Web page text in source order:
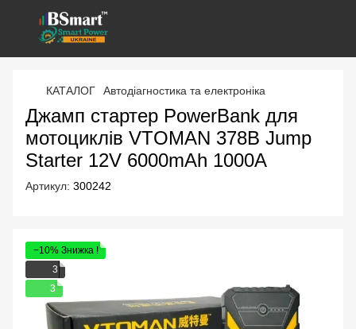
КАТАЛОГ Автодіагностика та електроніка
Джамп стартер PowerBank для
мотоциклів VTOMAN 378B Jump
Starter 12V 6000mAh 1000A
Артикул: 300242
−10% Знижка !
3
3